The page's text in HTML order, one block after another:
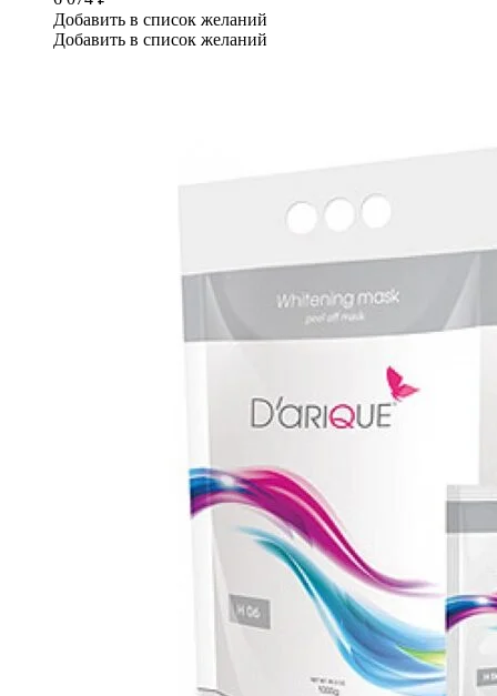
Добавить в список желаний
Добавить в список желаний